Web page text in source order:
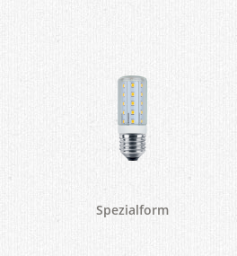
Spezialform